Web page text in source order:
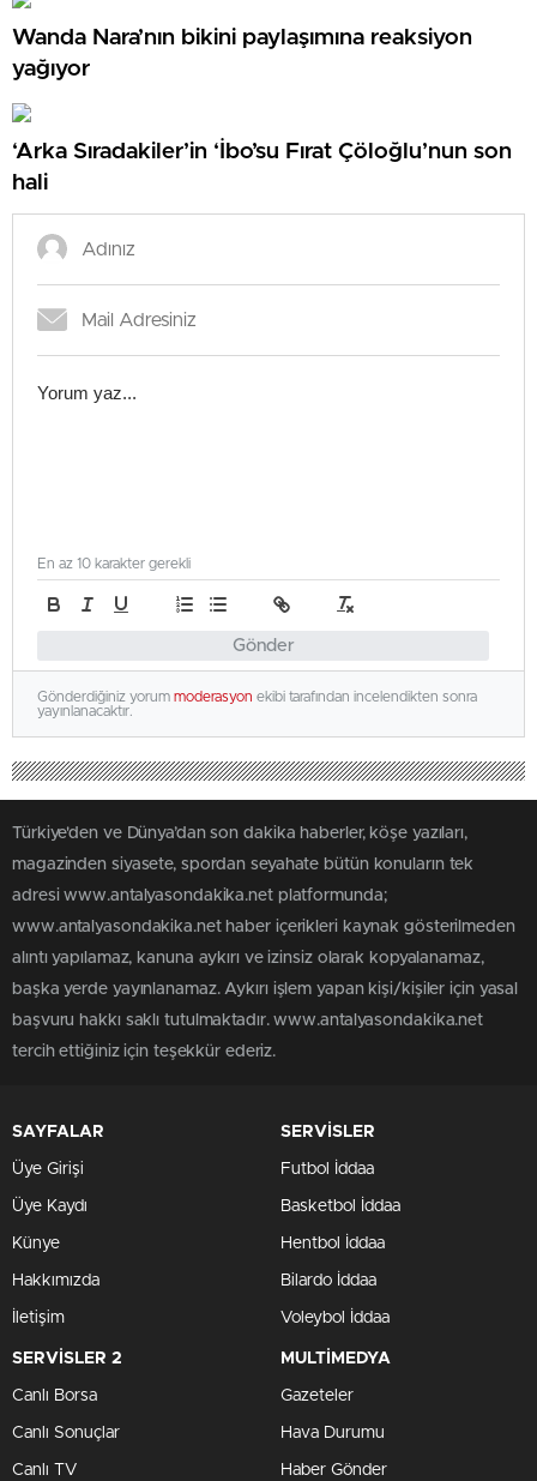
Wanda Nara’nın bikini paylaşımına reaksiyon
yağıyor
‘Arka Sıradakiler’in ‘İbo’su Fırat Çöloğlu’nun son
hali
Gönder
En az 10 karakter gerekli
Gönderdiğiniz yorum moderasyon ekibi tarafından incelendikten sonra
yayınlanacaktır.
Türkiye'den ve Dünya’dan son dakika haberler, köşe yazıları,
magazinden siyasete, spordan seyahate bütün konuların tek
adresi www.antalyasondakika.net platformunda;
www.antalyasondakika.net haber içerikleri kaynak gösterilmeden
alıntı yapılamaz, kanuna aykırı ve izinsiz olarak kopyalanamaz,
başka yerde yayınlanamaz. Aykırı işlem yapan kişi/kişiler için yasal
başvuru hakkı saklı tutulmaktadır. www.antalyasondakika.net
tercih ettiğiniz için teşekkür ederiz.
SAYFALAR
Üye Girişi
Üye Kaydı
Künye
Hakkımızda
İletişim
SERVİSLER
Futbol İddaa
Basketbol İddaa
Hentbol İddaa
Bilardo İddaa
Voleybol İddaa
SERVİSLER 2
Canlı Borsa
Canlı Sonuçlar
Canlı TV
MULTİMEDYA
Gazeteler
Hava Durumu
Haber Gönder